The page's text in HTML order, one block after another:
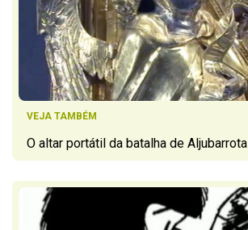
VEJA TAMBÉM
O altar portátil da batalha de Aljubarrota